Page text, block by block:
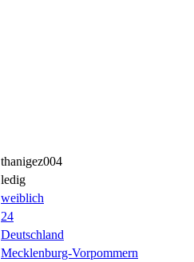
thanigez004
ledig
weiblich
24
Deutschland
Mecklenburg-Vorpommern